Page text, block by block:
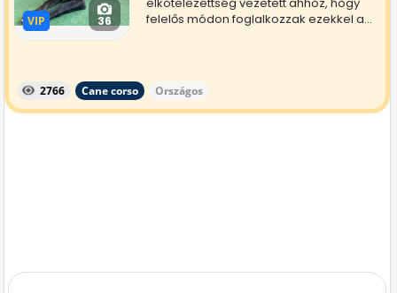
VIP
VIP 36
felelős módon foglalkozzak ezekkel a...
2766 Cane corso Országos